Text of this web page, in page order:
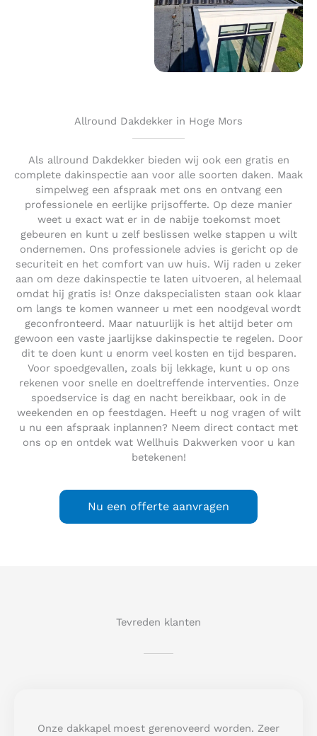
Allround Dakdekker in Hoge Mors
Als allround Dakdekker bieden wij ook een gratis en
complete dakinspectie aan voor alle soorten daken. Maak
simpelweg een afspraak met ons en ontvang een
professionele en eerlijke prijsofferte. Op deze manier
weet u exact wat er in de nabije toekomst moet
gebeuren en kunt u zelf beslissen welke stappen u wilt
ondernemen. Ons professionele advies is gericht op de
securiteit en het comfort van uw huis. Wij raden u zeker
aan om deze dakinspectie te laten uitvoeren, al helemaal
omdat hij gratis is! Onze dakspecialisten staan ook klaar
om langs te komen wanneer u met een noodgeval wordt
geconfronteerd. Maar natuurlijk is het altijd beter om
gewoon een vaste jaarlijkse dakinspectie te regelen. Door
dit te doen kunt u enorm veel kosten en tijd besparen.
Voor spoedgevallen, zoals bij lekkage, kunt u op ons
rekenen voor snelle en doeltreffende interventies. Onze
spoedservice is dag en nacht bereikbaar, ook in de
weekenden en op feestdagen. Heeft u nog vragen of wilt
u nu een afspraak inplannen? Neem direct contact met
ons op en ontdek wat Wellhuis Dakwerken voor u kan
betekenen!
Nu een offerte aanvragen
Tevreden klanten
Onze dakkapel moest gerenoveerd worden. Zeer